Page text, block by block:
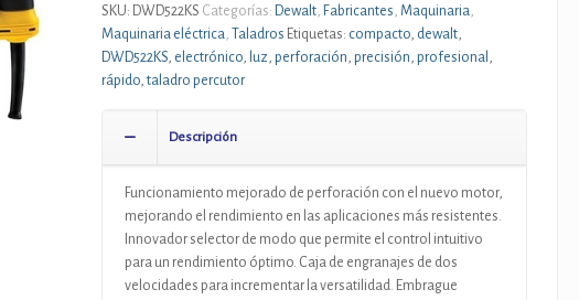
SKU: DWD522KS Categorías: Dewalt, Fabricantes, Maquinaria,
Maquinaria eléctrica, Taladros Etiquetas: compacto, dewalt,
DWD522KS, electrónico, luz, perforación, precisión, profesional ,
rápido, taladro percutor
Descripción
Funcionamiento mejorado de perforación con el nuevo motor,
mejorando el rendimiento en las aplicaciones más resistentes.
Innovador selector de modo que permite el control intuitivo
para un rendimiento óptimo. Caja de engranajes de dos
velocidades para incrementar la versatilidad. Embrague